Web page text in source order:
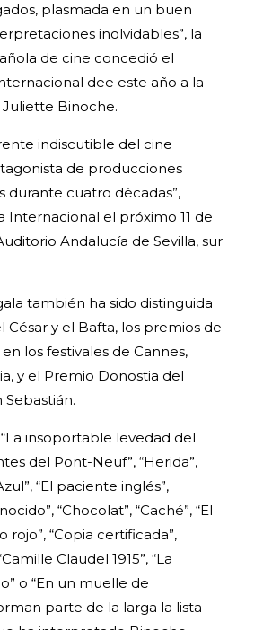
plasmada en un buen
inolvidables”, la
de cine concedió el
dee este año a la
Binoche.
indiscutible del cine
de producciones
durante cuatro décadas”,
Internacional el próximo 11 de
Andalucía de Sevilla, sur
también ha sido distinguida
César y el Bafta, los premios de
los festivales de Cannes,
y el Premio Donostia del
Sebastián.
“La insoportable levedad del
del Pont-Neuf”, “Herida”,
“El paciente inglés”,
“Chocolat”, “Caché”, “El
“Copia certificada”,
Claudel 1915”, “La
o “En un muelle de
parte de la larga la lista